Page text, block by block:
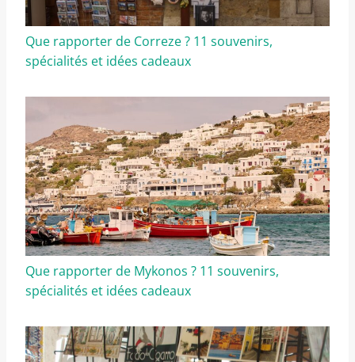
Que rapporter de Correze ? 11 souvenirs,
spécialités et idées cadeaux
Que rapporter de Mykonos ? 11 souvenirs,
spécialités et idées cadeaux